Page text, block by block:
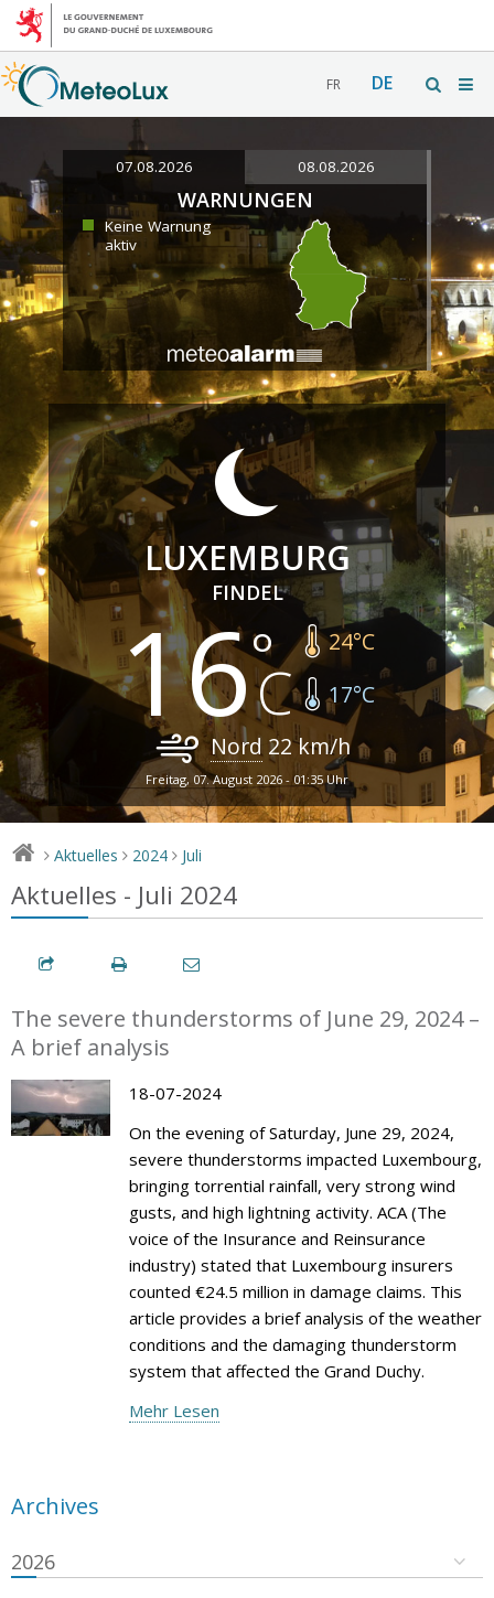
FR DE
07.08.2026 08.08.2026
WARNUNGEN
Keine Warnung
aktiv
LUXEMBURG
FINDEL
16 24°C
17°C
Nord 22km/h
Freitag, 07. August 2026 - 01:35 Uhr
> Aktuelles > 2024 > Juli
Aktuelles - Juli 2024
The severe thunderstorms of June 29, 2024 –
A brief analysis
18-07-2024
On the evening of Saturday, June 29, 2024,
severe thunderstorms impacted Luxembourg,
bringing torrential rainfall, very strong wind
gusts, and high lightning activity. ACA (The
voice of the Insurance and Reinsurance
industry) stated that Luxembourg insurers
counted €24.5 million in damage claims. This
article provides a brief analysis of the weather
conditions and the damaging thunderstorm
system that affected the Grand Duchy.
Mehr Lesen
Archives
2026